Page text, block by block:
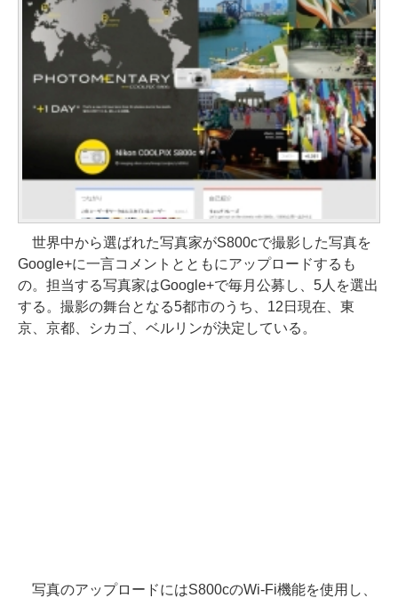
世界中から選ばれた写真家がS800cで撮影した写真を
Google+に一言コメントとともにアップロードするも
の。担当する写真家はGoogle+で毎月公募し、5人を選出
する。撮影の舞台となる5都市のうち、12日現在、東
京、京都、シカゴ、ベルリンが決定している。
写真のアップロードにはS800cのWi-Fi機能を使用し、